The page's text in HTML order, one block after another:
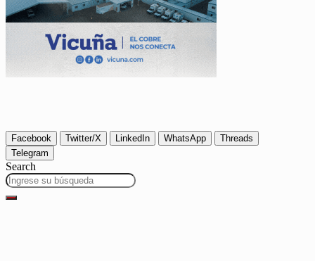
Facebook Twitter/X LinkedIn WhatsApp
Threads
Telegram
Search